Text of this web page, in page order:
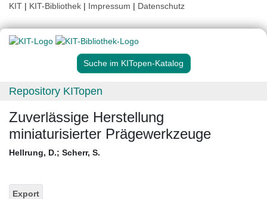
KIT | KIT-Bibliothek | Impressum | Datenschutz
Suche im KITopen-Katalog
Repository KITopen
Zuverlässige Herstellung
miniaturisierter Prägewerkzeuge
Hellrung, D.; Scherr, S.
Export